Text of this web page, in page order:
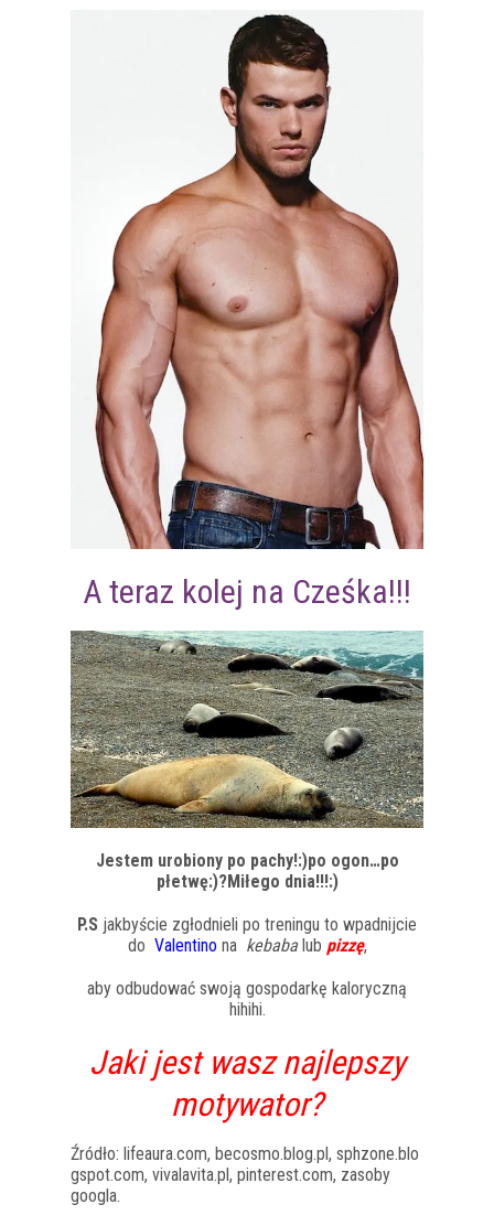
A teraz kolej na Cześka!!!
Jestem urobiony po pachy!:)po ogon…po
płetwę:)?Miłego dnia!!!:)
P.S jakbyście zgłodnieli po treningu to wpadnijcie
do Valentino na kebabalub pizzę,
aby odbudować swoją gospodarkę kaloryczną
hihihi.
Jaki jest wasz najlepszy
motywator?
Źródło: lifeaura.com, becosmo.blog.pl, sphzone.blo
gspot.com, vivalavita.pl, pinterest.com, zasoby
googla.